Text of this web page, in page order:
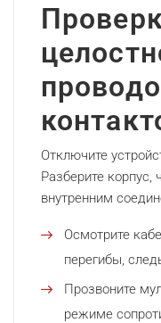
Отключите
Разберите корпус,
внутренним
Осмотрите
перегибы,
Прозвоните
режиме